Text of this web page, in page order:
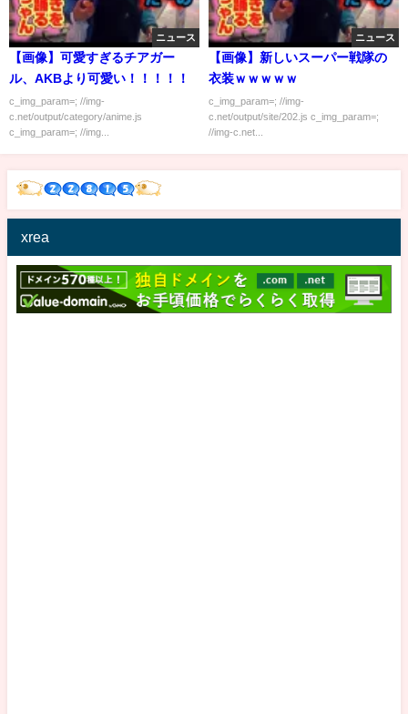
ニュース
【画像】可愛すぎるチアガー
ル、AKBより可愛い！！！！！
c_img_param=; //img-
c.net/output/category/anime.js
c_img_param=; //img...
ニュース
【画像】新しいスーパー戦隊の
衣装ｗｗｗｗｗ
c_img_param=; //img-
c.net/output/site/202.js c_img_param=;
//img-c.net...
xrea